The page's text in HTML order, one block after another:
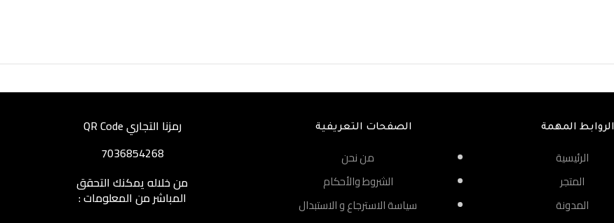
الروابط المهمة
الرئيسية
المتجر
المدونة
الصفحات التعريفية
من نحن
الشروط والأحكام
سياسة الاسترجاع و الاستبدال
رمزنا التجاري QR Code
7036854268
من خلاله يمكنك التحقق
المباشر من المعلومات :